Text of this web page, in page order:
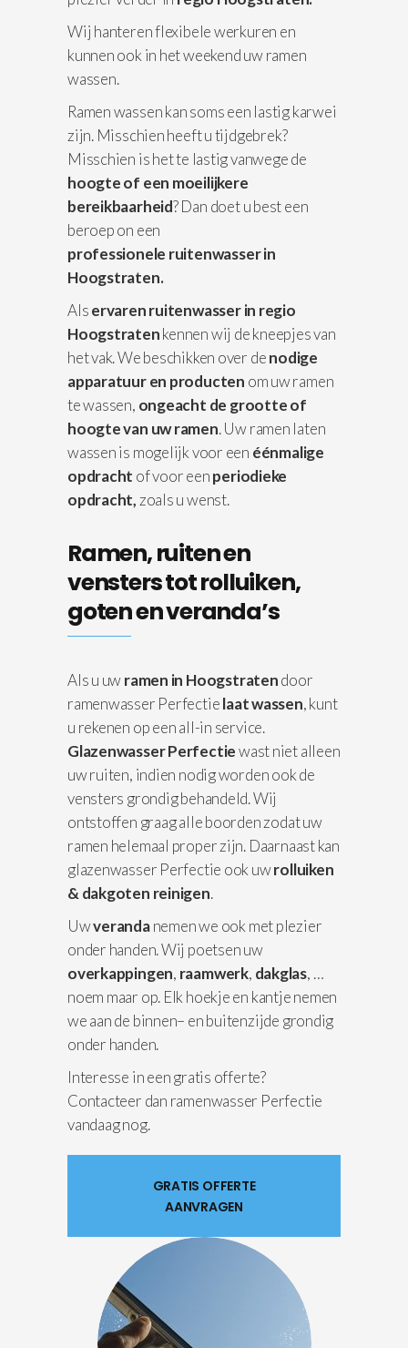
Wij hanteren flexibele werkuren en
kunnen ook in het weekend uw ramen
wassen.
Ramen wassen kan soms een lastig karwei
zijn. Misschien heeft u tijdgebrek?
Misschien is het te lastig vanwege de
hoogte of een moeilijkere
bereikbaarheid? Dan doet u best een
beroep on een
professionele ruitenwasser in
Hoogstraten.
Alservaren ruitenwasser in regio
Hoogstratenkennen wij de kneepjes van
het vak. We beschikken over denodige
apparatuuren producten om uw ramen
te wassen, ongeacht de grootte of
hoogte van uw ramen. Uw ramen laten
wassen is mogelijk voor een éénmalige
opdracht of voor eenperiodieke
opdracht, zoals u wenst.
Ramen, ruiten en
vensters tot rolluiken,
goten en veranda’s
Als u uwramen in Hoogstratendoor
ramenwasser Perfectielaat wassen, kunt
u rekenen op een all-in service.
Glazenwasser Perfectiewast niet alleen
uw ruiten, indien nodig worden ook de
vensters grondig behandeld. Wij
ontstoffen graag alle boorden zodat uw
ramen helemaal proper zijn. Daarnaast kan
glazenwasser Perfectie ook uwrolluiken
& dakgoten reinigen.
Uwverandanemen we ook met plezier
onder handen. Wij poetsen uw
overkappingen, raamwerk, dakglas, …
noem maar op. Elk hoekje en kantje nemen
we aan de binnen– en buitenzijde grondig
onder handen.
Interesse in een gratis offerte?
Contacteer dan ramenwasser Perfectie
vandaag nog.
GRATIS OFFERTE
AANVRAGEN